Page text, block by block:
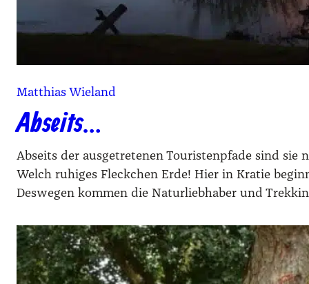
Matthias Wieland
Abseits…
Abseits der ausgetretenen Touristenpfade sind sie
Welch ruhiges Fleckchen Erde! Hier in Kratie
Deswegen kommen die Naturliebhaber und